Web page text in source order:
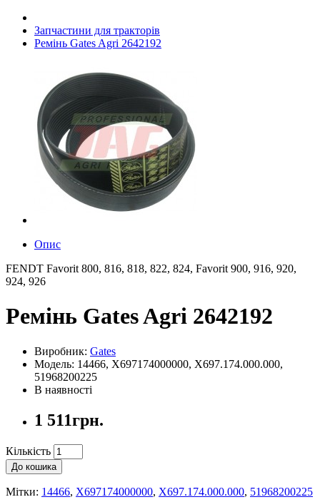
Запчастини для тракторів
Ремінь Gates Agri 2642192
Опис
FENDT Favorit 800, 816, 818, 822, 824, Favorit 900, 916, 920,
924, 926
Ремінь Gates Agri 2642192
Виробник: Gates
Модель: 14466, X697174000000, X697.174.000.000,
51968200225
В наявності
1 511грн.
Кількість
До кошика
Мітки: 14466, X697174000000, X697.174.000.000, 51968200225